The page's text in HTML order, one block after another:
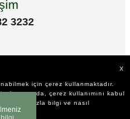
3232
X
için çerez kullanmaktadır.
durumunda, çerez kullanımını kabul
daha fazla bilgi ve nasıl